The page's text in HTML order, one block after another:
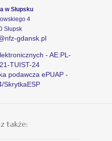
w Słupsku
4
Słupsk
gdansk.pl
- AE:PL-
TUIST-24
podawcza ePUAP -
SkrytkaESP
także: